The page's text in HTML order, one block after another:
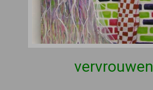
vervrouwen